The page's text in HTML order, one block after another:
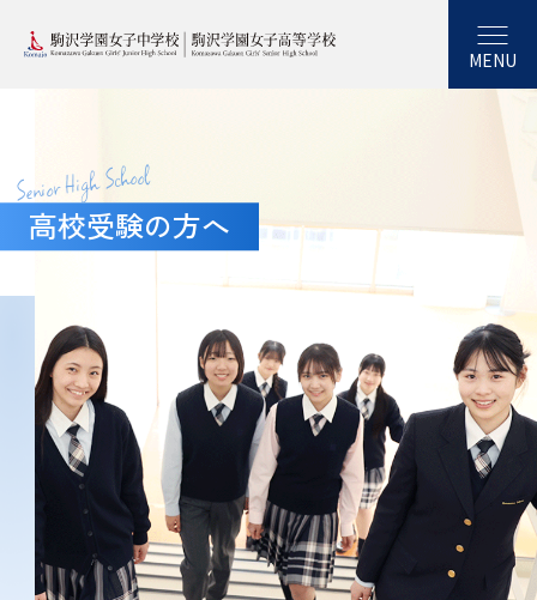
MENU
Senior High School
高校受験の方へ